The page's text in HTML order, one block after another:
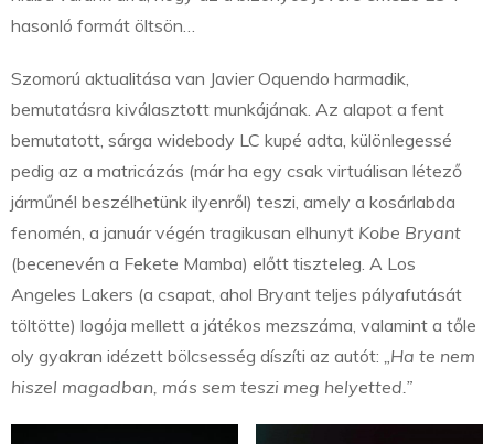
hasonló formát öltsön…
Szomorú aktualitása van Javier Oquendo harmadik,
bemutatásra kiválasztott munkájának. Az alapot a fent
bemutatott, sárga widebody LC kupé adta, különlegessé
pedig az a matricázás (már ha egy csak virtuálisan létező
járműnél beszélhetünk ilyenről) teszi, amely a kosárlabda
fenomén, a január végén tragikusan elhunyt Kobe Bryant
(becenevén a Fekete Mamba) előtt tiszteleg. A Los
Angeles Lakers (a csapat, ahol Bryant teljes pályafutását
töltötte) logója mellett a játékos mezszáma, valamint a tőle
oly gyakran idézett bölcsesség díszíti az autót: „Ha te nem
hiszel magadban, más sem teszi meg helyetted.”